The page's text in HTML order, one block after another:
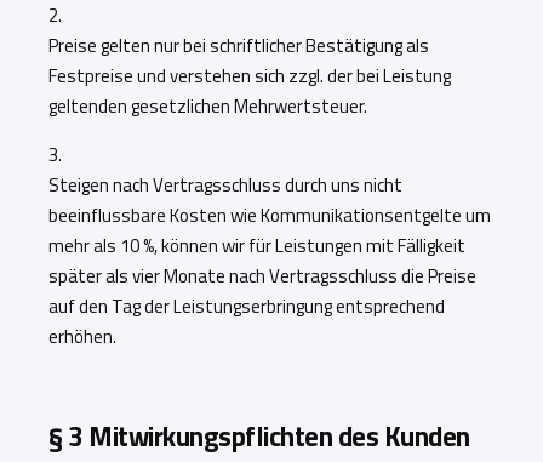
2.
Preise gelten nur bei schriftlicher Bestätigung als
Festpreise und verstehen sich zzgl. der bei Leistung
geltenden gesetzlichen Mehrwertsteuer.
3.
Steigen nach Vertragsschluss durch uns nicht
beeinflussbare Kosten wie Kommunikationsentgelte um
mehr als 10 %, können wir für Leistungen mit Fälligkeit
später als vier Monate nach Vertragsschluss die Preise
auf den Tag der Leistungserbringung entsprechend
erhöhen.
§ 3 Mitwirkungspflichten des Kunden